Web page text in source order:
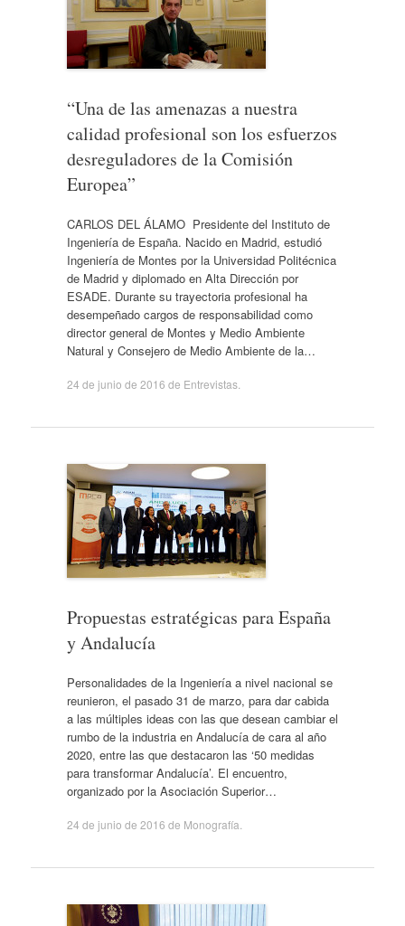
“Una de las amenazas a nuestra
calidad profesional son los esfuerzos
desreguladores de la Comisión
Europea”
CARLOS DEL ÁLAMO Presidente del Instituto de
Ingeniería de España. Nacido en Madrid, estudió
Ingeniería de Montes por la Universidad Politécnica
de Madrid y diplomado en Alta Dirección por
ESADE. Durante su trayectoria profesional ha
desempeñado cargos de responsabilidad como
director general de Montes y Medio Ambiente
Natural y Consejero de Medio Ambiente de la…
24 de junio de 2016 de Entrevistas.
Propuestas estratégicas para España
y Andalucía
Personalidades de la Ingeniería a nivel nacional se
reunieron, el pasado 31 de marzo, para dar cabida
a las múltiples ideas con las que desean cambiar el
rumbo de la industria en Andalucía de cara al año
2020, entre las que destacaron las ‘50 medidas
para transformar Andalucía’. El encuentro,
organizado por la Asociación Superior…
24 de junio de 2016 de Monografía